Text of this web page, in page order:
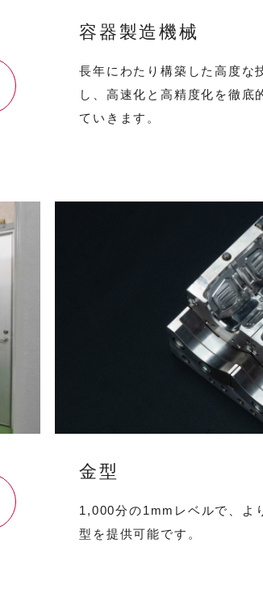
容器製造機械
長年にわたり構築した高度な
し、高速化と高精度化を徹底
ていきます。
金型
1,000分の1mmレベルで、よ
型を提供可能です。